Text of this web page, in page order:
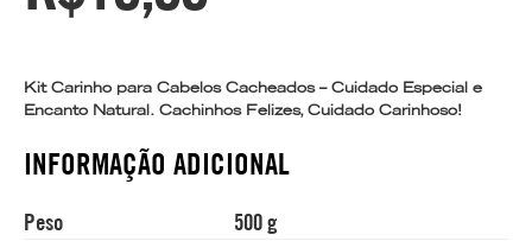
Kit Carinho para Cabelos Cacheados – Cuidado Especial e
Encanto Natural. Cachinhos Felizes, Cuidado Carinhoso!
INFORMAÇÃO ADICIONAL
Peso
500 g